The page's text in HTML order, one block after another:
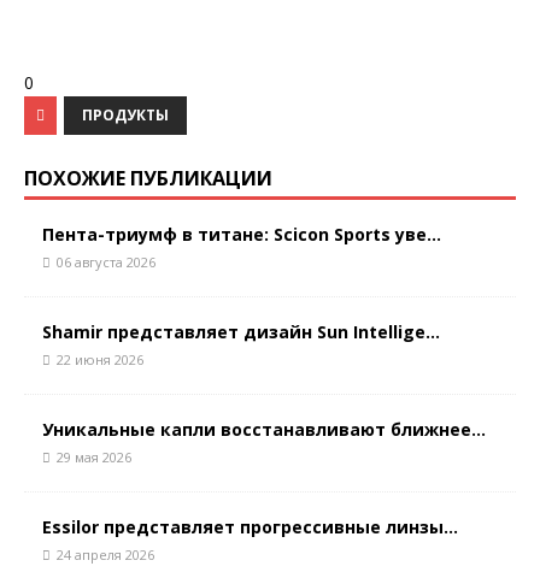
0
ПРОДУКТЫ
ПОХОЖИЕ ПУБЛИКАЦИИ
Пента-триумф в титане: Scicon Sports уве...
06 августа 2026
Shamir представляет дизайн Sun Intellige...
22 июня 2026
Уникальные капли восстанавливают ближнее...
29 мая 2026
Essilor представляет прогрессивные линзы...
24 апреля 2026